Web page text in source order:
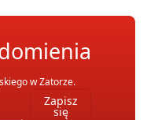
w Zatorze.
Zapisz
się